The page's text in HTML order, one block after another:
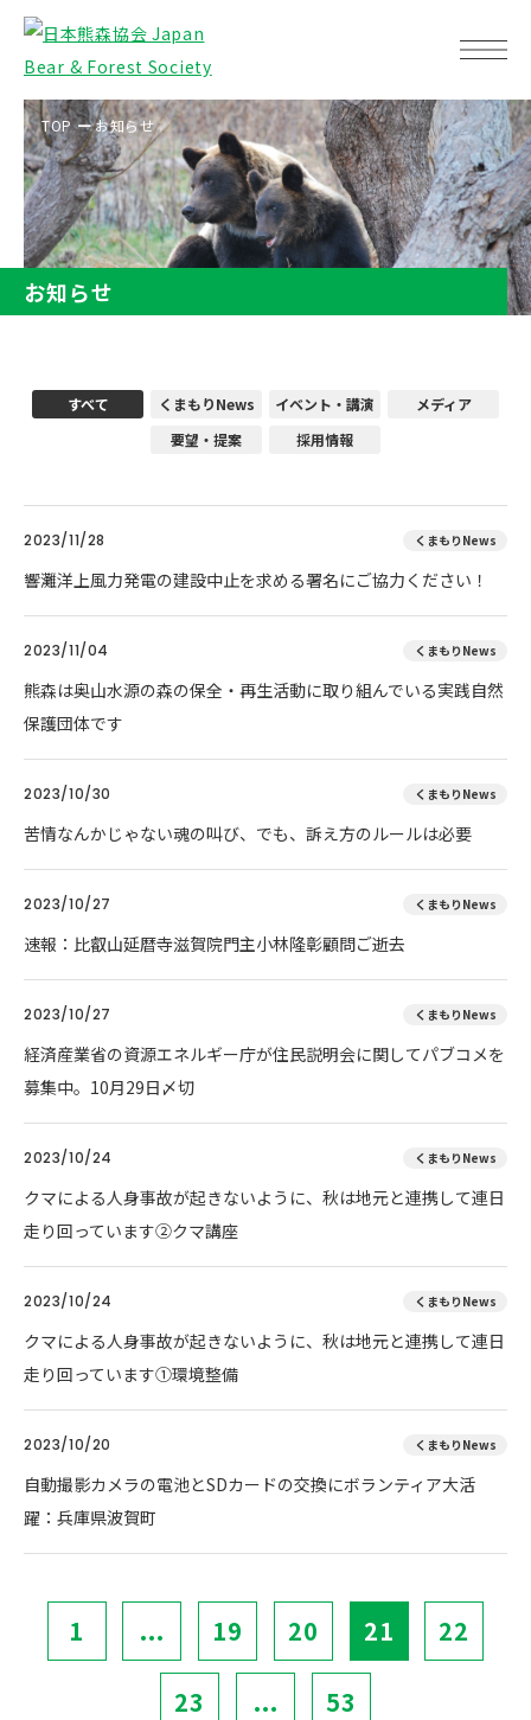
TOP お知らせ
お知らせ
すべて くまもりNews イベント・講演
メディア
要望・提案
採用情報
2023/11/28 くまもりNews
響灘洋上風力発電の建設中止を求める署名にご協力ください！
2023/11/04 くまもりNews
熊森は奥山水源の森の保全・再生活動に取り組んでいる実践自然
保護団体です
2023/10/30 くまもりNews
苦情なんかじゃない魂の叫び、でも、訴え方のルールは必要
2023/10/27 くまもりNews
速報：比叡山延暦寺滋賀院門主小林隆彰顧問ご逝去
2023/10/27 くまもりNews
経済産業省の資源エネルギー庁が住民説明会に関してパブコメを
募集中。10月29日〆切
2023/10/24 くまもりNews
クマによる人身事故が起きないように、秋は地元と連携して連日
走り回っています②クマ講座
2023/10/24 くまもりNews
クマによる人身事故が起きないように、秋は地元と連携して連日
走り回っています①環境整備
2023/10/20 くまもりNews
自動撮影カメラの電池とSDカードの交換にボランティア大活
躍：兵庫県波賀町
1 ... 19 20 21 22
23 ... 53